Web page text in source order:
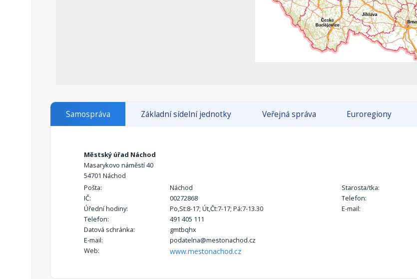
Samospráva Základní sídelní jednotky Veřejná správa Euroregiony
Městský úřad Náchod
Masarykovo náměstí 40
54701 Náchod
Pošta:
Náchod
IČ:
00272868
Úřední hodiny:
Po,St:8-17; Út,Čt:7-17; Pá:7-13.30
Telefon:
491 405 111
Datová schránka:
gmtbqhx
E-mail:
podatelna@mestonachod.cz
Web:
www.mestonachod.cz
Starosta/tka:
Telefon:
E-mail: